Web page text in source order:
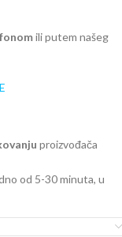
ili putem našeg
proizvođača
od 5-30 minuta, u